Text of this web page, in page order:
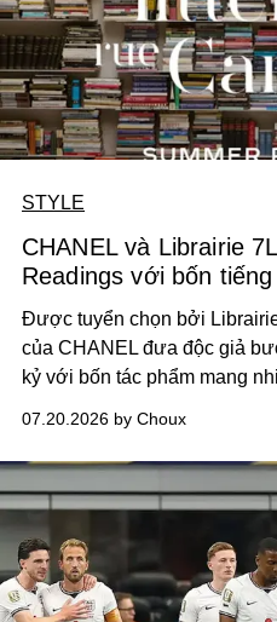
STYLE
CHANEL và Librairie
Readings với bốn
Được tuyển chọn bởi
của CHANEL đưa độc giả
kỷ với bốn tác phẩm mang
07.20.2026 by Choux